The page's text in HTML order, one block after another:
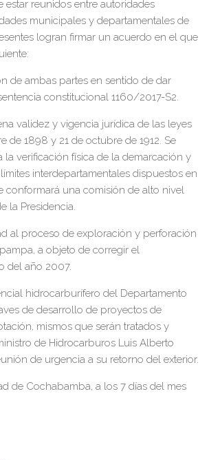
estar reunidos entre autoridades
municipales y departamentales de
logran firmar un acuerdo en el que
de ambas partes en sentido de dar
constitucional 1160/2017-S2.
validez y vigencia jurídica de las leyes
de 1898 y 21 de octubre de 1912. Se
la verificación física de la demarcación y
interdepartamentales dispuestos en
conformará una comisión de alto nivel
la Presidencia.
al proceso de exploración y perforación
a objeto de corregir el
del año 2007.
hidrocarburífero del Departamento
de desarrollo de proyectos de
mismos que serán tratados y
de Hidrocarburos Luis Alberto
de urgencia a su retorno del exterior.
de Cochabamba, a los 7 días del mes